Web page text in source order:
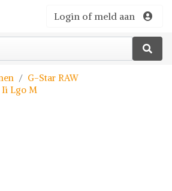
Login of meld aan
G-Star RAW
Ii Lgo M